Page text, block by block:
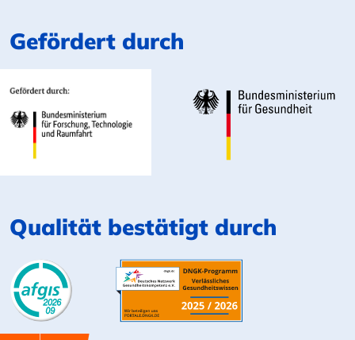
Gefördert durch
Qualität bestätigt durch